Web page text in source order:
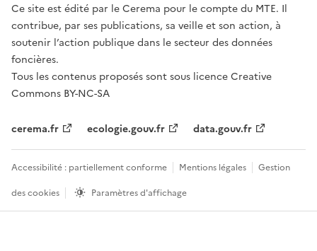
Ce site est édité par le Cerema pour le compte du MTE. Il
contribue, par ses publications, sa veille et son action, à
soutenir l’action publique dans le secteur des données
foncières.
Tous les contenus proposés sont sous licence Creative
Commons BY-NC-SA
cerema.fr ecologie.gouv.fr data.gouv.fr
Accessibilité : partiellement conforme Mentions légales
Gestion
des cookies
Paramètres d'affichage